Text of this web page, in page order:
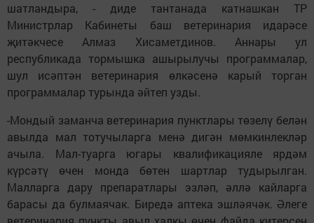
шатландыра, - диде тантанада катнашкан ТР
Министрлар Кабинеты баш ветеринария идарәсе
җитәкчесе Алмаз Хисаметдинов. Аннары ул
республикада тормышка ашырылучы программалар,
шул исәптән ветеринария өлкәсенә карый торган
программалар турында әйтеп узды.
-Мондый заманча ветеринария пунктлары төзелү белән
авылда мал тотучыларга менә дигән мөмкинлекләр
ачыла. Мал-туарга югары квалификацияле ярдәм
күрсәтү өчен монда бөтен шартлар тудырылган.
Малларга дару препаратлары эзләп, әллә кайларга
барасы да булмаячак. Биредә аптека эшләячәк. Әлеге